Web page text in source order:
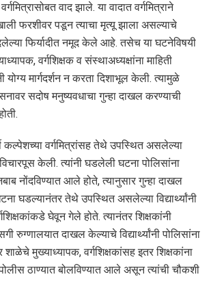
वाद झाले. या वादात वर्गमित्राने
फरशीवर पडून त्याचा मृत्यू झाला असल्याचे
फिर्यादीत नमूद केले आहे. तसेच या घटनेविषयी
वर्गशिक्षक व संस्थाअध्यक्षांना माहिती
योग्य मार्गदर्शन न करता दिशाभूल केली. त्यामुळे
सदोष मनुष्यवधाचा गुन्हा दाखल करण्याची
कल्पेशच्या वर्गमित्रांसह तेथे उपस्थित असलेल्या
विचारपूस केली. त्यांनी घडलेली घटना पोलिसांना
नोंदविण्यात आले होते, त्यानुसार गुन्हा दाखल
घडल्यानंतर तेथे उपस्थित असलेल्या विद्यार्थ्यांनी
घेवून गेले होते. त्यानंतर शिक्षकांनी
रुग्णालयात दाखल केल्याचे विद्यार्थ्यांनी पोलिसांना
शाळेचे मुख्याध्यापक, वर्गशिक्षकांसह इतर शिक्षकांना
ठाण्यात बोलविण्यात आले असून त्यांची चौकशी